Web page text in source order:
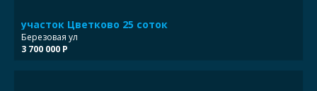
участок Цветково 25 соток
Березовая ул
3 700 000 Р